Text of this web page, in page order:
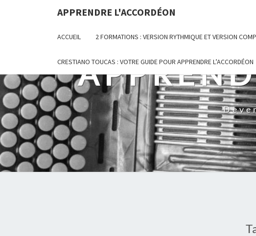
APPRENDRE L'ACCORDÉON
ACCUEIL 2 FORMATIONS : VERSION RYTHMIQUE ET VERSION
CRESTIANO TOUCAS : VOTRE GUIDE POUR APPRENDRE L’ACCORDÉON